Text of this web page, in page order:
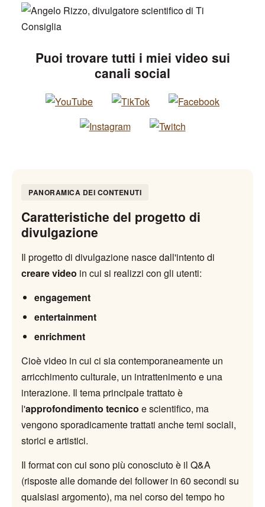
Puoi trovare tutti i miei video sui
canali social
PANORAMICA DEI CONTENUTI
Caratteristiche del progetto di
divulgazione
Il progetto di divulgazione nasce dall'intento di
creare video in cui si realizzi con gli utenti:
engagement
entertainment
enrichment
Cioè video in cui ci sia contemporaneamente un
arricchimento culturale, un intrattenimento e una
interazione. Il tema principale trattato è
l'approfondimento tecnico e scientifico, ma
vengono sporadicamente trattati anche temi sociali,
storici e artistici.
Il format con cui sono più conosciuto è il Q&A
(risposte alle domande dei follower in 60 secondi su
qualsiasi argomento), ma nel corso del tempo ho